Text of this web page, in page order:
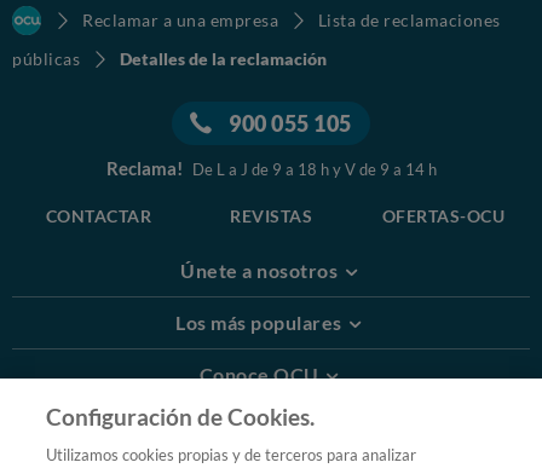
Reclamar a una empresa
Lista de reclamaciones
públicas
Detalles de la reclamación
900 055 105
Reclama! De L a J de 9 a 18 h y V de 9 a 14 h
CONTACTAR REVISTAS OFERTAS-OCU
Únete a nosotros
Los más populares
Conoce OCU
Más Información
Configuración de Cookies.
Utilizamos cookies propias y de terceros para analizar